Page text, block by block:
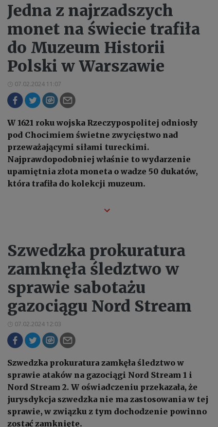
Jedna z najrzadszych
monet na świecie trafiła
do Muzeum Historii
Polski w Warszawie
07.02.2024 11:07
W 1621 roku wojska Rzeczypospolitej odniosły
pod Chocimiem świetne zwycięstwo nad
przeważającymi siłami tureckimi.
Najprawdopodobniej właśnie to wydarzenie
upamiętnia złota moneta o wadze 50 dukatów,
która trafiła do kolekcji muzeum.
Szwedzka prokuratura
zamknęła śledztwo w
sprawie sabotażu
gazociągu Nord Stream
07.02.2024 12:03
Szwedzka prokuratura zamkęła śledztwo w
sprawie ataków na gazociągi Nord Stream 1 i
Nord Stream 2. W oświadczeniu przekazała, że
jurysdykcja szwedzka nie ma zastosowania w tej
sprawie, w związku z tym dochodzenie powinno
zostać zamknięte.